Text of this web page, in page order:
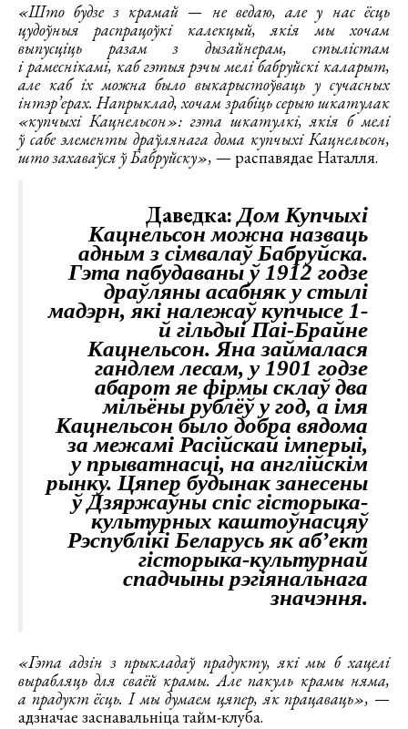
«Што будзе з крамай — не ведаю, але у нас ёсць
цудоўныя распрацоўкі калекцый, якія мы хочам
выпусціць разам з дызайнерам, стылістам
і рамеснікамі, каб гэтыя рэчы мелі бабруйскі каларыт,
але каб іх можна было выкарыстоўваць у сучасных
інтэр’ерах. Напрыклад, хочам зрабіць серыю шкатулак
«купчыхі Кацнельсон»: гэта шкатулкі, якія б мелі
ў сабе элементы драўлянага дома купчыхі Кацнельсон,
што захаваўся ў Бабруйску», — распавядае Наталля.
Даведка:Дом Купчыхі
Кацнельсон можна назваць
адным з сімвалаў Бабруйска.
Гэта пабудаваны ў 1912 годзе
драўляны асабняк у стылі
мадэрн, які належаў купчысе 1-
й гільдыі Паі-Брайне
Кацнельсон. Яна займалася
гандлем лесам, у 1901 годзе
абарот яе фірмы склаў два
мільёны рублёў у год, а імя
Кацнельсон было добра вядома
за межамі Расійскай імперыі,
у прыватнасці, на англійскім
рынку. Цяпер будынак занесены
ў Дзяржаўны спіс гісторыка-
культурных каштоўнасцяў
Рэспублікі Беларусь як аб’ект
гісторыка-культурнай
спадчыны рэгіянальнага
значэння.
«Гэта адзін з прыкладаў прадукту, які мы б хацелі
вырабляць для сваёй крамы. Але пакуль крамы няма,
а прадукт ёсць. І мы думаем цяпер, як працаваць», —
адзначае заснавальніца тайм-клуба.